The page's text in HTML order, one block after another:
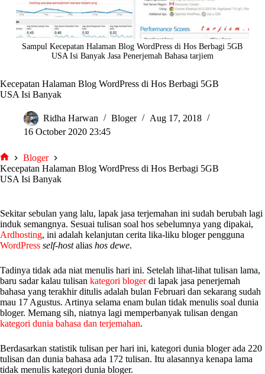
Sampul Kecepatan Halaman Blog WordPress di Hos Berbagi 5GB
USA Isi Banyak Jasa Penerjemah Bahasa tarjiem
Kecepatan Halaman Blog WordPress di Hos Berbagi 5GB
USA Isi Banyak
Ridha Harwan Bloger
Aug 17, 2018
16 October 2020 23:45
tarjiem
Bloger
Kecepatan Halaman Blog WordPress di Hos Berbagi 5GB
USA Isi Banyak
Sekitar sebulan yang lalu, lapak jasa terjemahan ini sudah berubah lagi
induk semangnya. Sesuai tulisan soal hos sebelumnya yang dipakai,
Ardhosting, ini adalah kelanjutan cerita lika-liku bloger pengguna
WordPress self-hostalias hos dewe.
Tadinya tidak ada niat menulis hari ini. Setelah lihat-lihat tulisan lama,
baru sadar kalau tulisan kategori blogerdi lapak jasa penerjemah
bahasa yang terakhir ditulis adalah bulan Februari dan sekarang sudah
mau 17 Agustus. Artinya selama enam bulan tidak menulis soal dunia
bloger. Memang sih, niatnya lagi memperbanyak tulisan dengan
kategori dunia bahasa dan terjemahan.
Berdasarkan statistik tulisan per hari ini, kategori dunia bloger ada 220
tulisan dan dunia bahasa ada 172 tulisan. Itu alasannya kenapa lama
tidak menulis kategori dunia bloger.